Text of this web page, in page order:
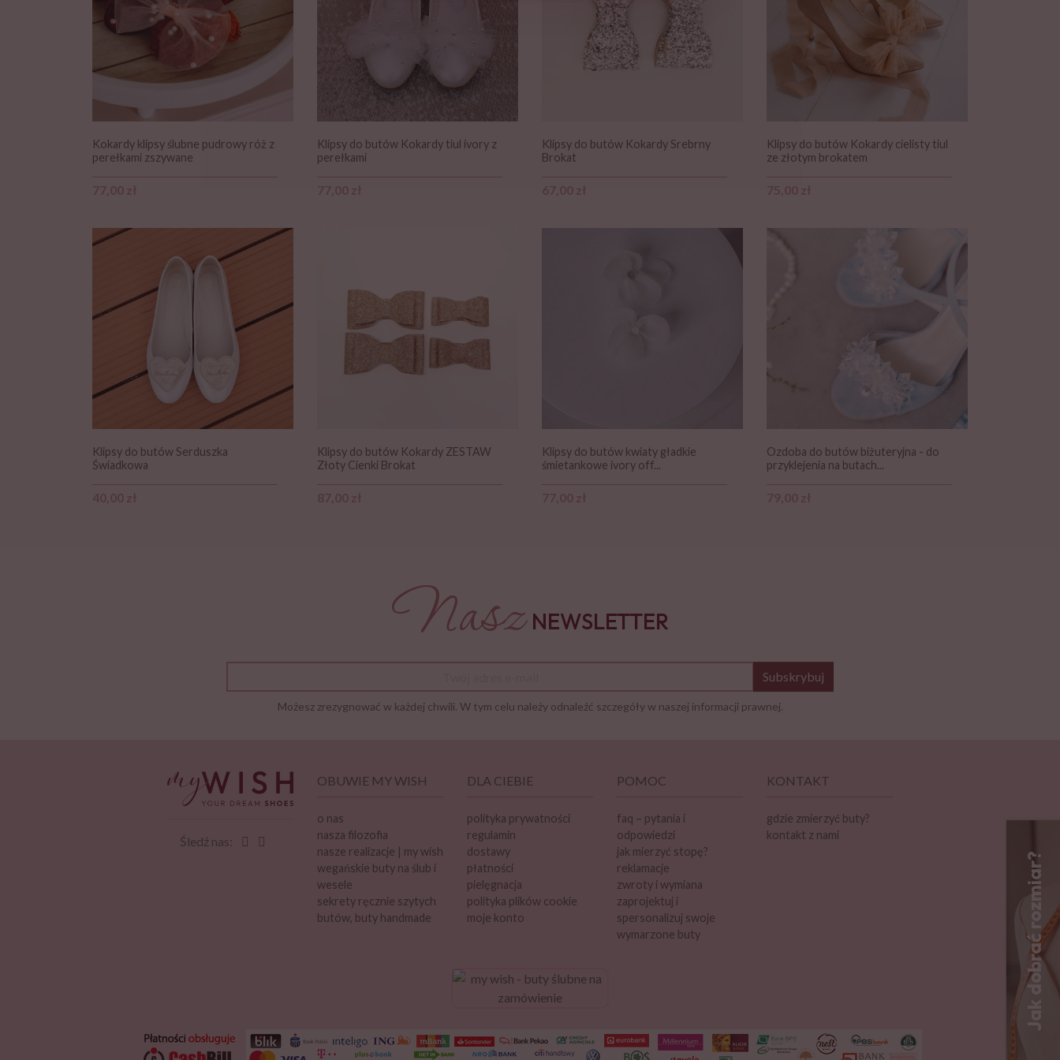
Kokardy klipsy ślubne pudrowy róż z
perełkami zszywane
Klipsy do butów Kokardy tiul ivory z
perełkami
Cena
77,00 zł
Klipsy do butów Kokardy Srebrny
Brokat
Cena
67,00 zł
Klipsy do butów Kokardy cielisty tiul
ze złotym brokatem
Cena
75,00 zł
Klipsy do butów Serduszka
Świadkowa
Klipsy do butów Kokardy ZESTAW
Złoty Cienki Brokat
Klipsy do butów kwiaty gładkie
śmietankowe ivory off...
Ozdoba do butów biżuteryjna - do
przyklejenia na butach...
Nasz NEWSLETTER
Subskrybuj
Możesz zrezygnować w każdej chwili. W tym celu należy odnaleźć szczegóły w naszej informacji prawnej.
Śledź nas:
OBUWIE MY WISH
o nas
nasza filozofia
nasze realizacje | my wish
wegańskie buty na ślub i
wesele
sekrety ręcznie szytych
butów, buty handmade
DLA CIEBIE
polityka prywatności
regulamin
dostawy
płatności
pielęgnacja
polityka plików cookie
moje konto
POMOC
faq – pytania i
odpowiedzi
jak mierzyć stopę?
reklamacje
zwroty i wymiana
zaprojektuj i
spersonalizuj swoje
wymarzone buty
KONTAKT
gdzie zmierzyć buty?
kontakt z nami